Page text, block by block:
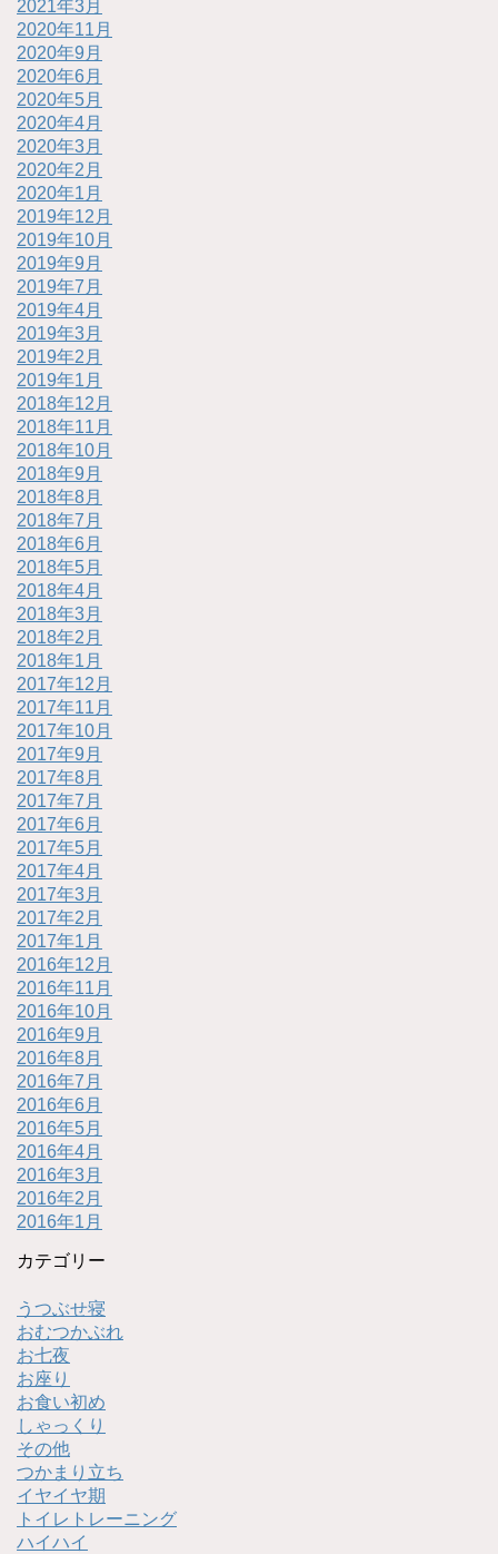
2021年3月
2020年11月
2020年9月
2020年6月
2020年5月
2020年4月
2020年3月
2020年2月
2020年1月
2019年12月
2019年10月
2019年9月
2019年7月
2019年4月
2019年3月
2019年2月
2019年1月
2018年12月
2018年11月
2018年10月
2018年9月
2018年8月
2018年7月
2018年6月
2018年5月
2018年4月
2018年3月
2018年2月
2018年1月
2017年12月
2017年11月
2017年10月
2017年9月
2017年8月
2017年7月
2017年6月
2017年5月
2017年4月
2017年3月
2017年2月
2017年1月
2016年12月
2016年11月
2016年10月
2016年9月
2016年8月
2016年7月
2016年6月
2016年5月
2016年4月
2016年3月
2016年2月
2016年1月
カテゴリー
うつぶせ寝
おむつかぶれ
お七夜
お座り
お食い初め
しゃっくり
その他
つかまり立ち
イヤイヤ期
トイレトレーニング
ハイハイ